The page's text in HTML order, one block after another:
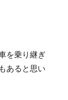
を乗り継ぎ
あると思い